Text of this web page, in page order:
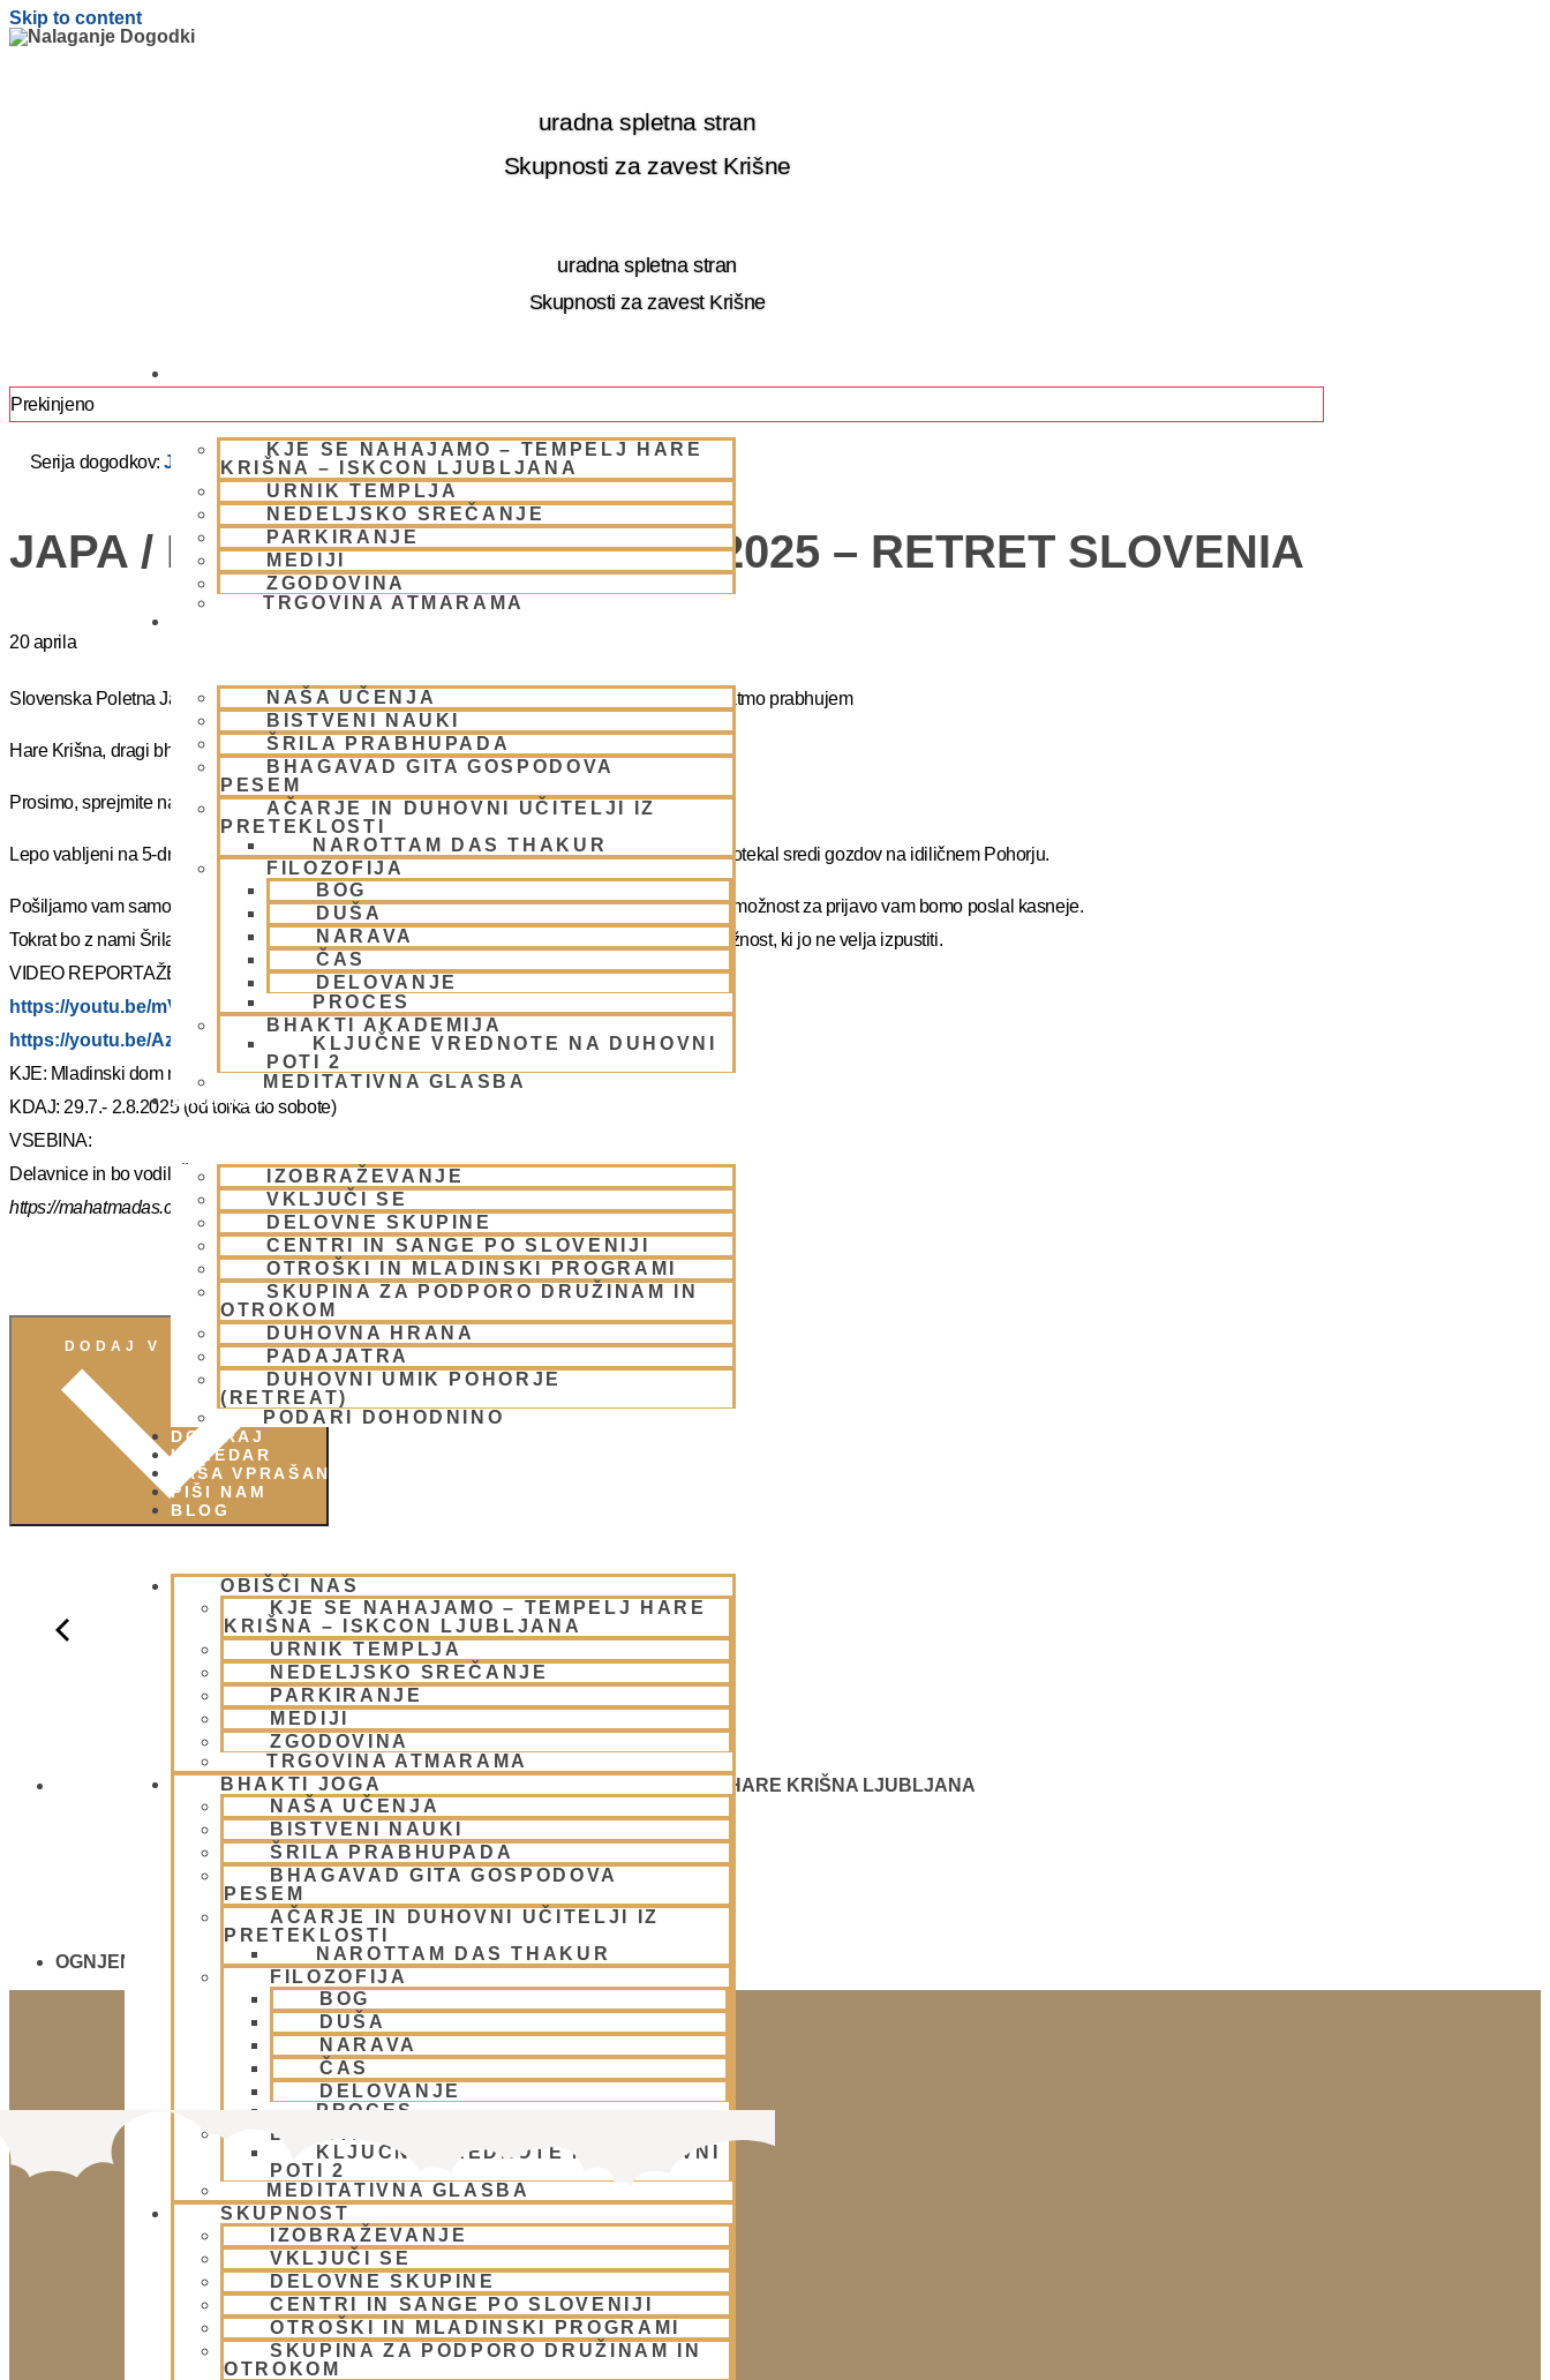
Skip to content
uradna spletna stran
Skupnosti za zavest Krišne
uradna spletna stran
Skupnosti za zavest Krišne
KJE SE NAHAJAMO – TEMPELJ HARE
KRIŠNA – ISKCON LJUBLJANA
URNIK TEMPLJA
NEDELJSKO SREČANJE
PARKIRANJE
MEDIJI
ZGODOVINA
TRGOVINA ATMARAMA
NAŠA UČENJA
BISTVENI NAUKI
ŠRILA PRABHUPADA
BHAGAVAD GITA GOSPODOVA
PESEM
AČARJE IN DUHOVNI UČITELJI IZ
PRETEKLOSTI
NAROTTAM DAS THAKUR
FILOZOFIJA
BOG
DUŠA
NARAVA
ČAS
DELOVANJE
PROCES
BHAKTI AKADEMIJA
KLJUČNE VREDNOTE NA DUHOVNI
POTI 2
MEDITATIVNA GLASBA
SKUPNOST
IZOBRAŽEVANJE
VKLJUČI SE
DELOVNE SKUPINE
CENTRI IN SANGE PO SLOVENIJI
OTROŠKI IN MLADINSKI PROGRAMI
SKUPINA ZA PODPORO DRUŽINAM IN
OTROKOM
DUHOVNA HRANA
PADAJATRA
DUHOVNI UMIK POHORJE
(RETREAT)
PODARI DOHODNINO
DONIRAJ
KOLEDAR
VAŠA VPRAŠANJA
PIŠI NAM
BLOG
OBIŠČI NAS
KJE SE NAHAJAMO – TEMPELJ HARE
KRIŠNA – ISKCON LJUBLJANA
URNIK TEMPLJA
NEDELJSKO SREČANJE
PARKIRANJE
MEDIJI
ZGODOVINA
TRGOVINA ATMARAMA
BHAKTI JOGA
NAŠA UČENJA
BISTVENI NAUKI
ŠRILA PRABHUPADA
BHAGAVAD GITA GOSPODOVA
PESEM
AČARJE IN DUHOVNI UČITELJI IZ
PRETEKLOSTI
NAROTTAM DAS THAKUR
FILOZOFIJA
BOG
DUŠA
NARAVA
ČAS
DELOVANJE
PROCES
BHAKTI AKADEMIJA
KLJUČNE VREDNOTE NA DUHOVNI
POTI 2
MEDITATIVNA GLASBA
SKUPNOST
IZOBRAŽEVANJE
VKLJUČI SE
DELOVNE SKUPINE
CENTRI IN SANGE PO SLOVENIJI
OTROŠKI IN MLADINSKI PROGRAMI
SKUPINA ZA PODPORO DRUŽINAM IN
OTROKOM
Prekinjeno
Serija dogodkov:JAPA / KIRTAN UMIK POHORJE 2025 – RETRET SLOVENIA
JAPA / KIRTAN UMIK POHORJE 2025 – RETRET SLOVENIA
20 aprila
Slovenska Poletna Jatra vas vabi na DUHOVNI UMIK 2025 – »Japa duhovni umik z NM Mahatmo prabhujem
Hare Krišna, dragi bhakte!
Prosimo, sprejmite naše ponižno spoštovanje! Vsa slava Šrila Prabhupadu!
Lepo vabljeni na 5-dnevno nepozabno transcendentalno izkušnjo na DUHOVNI UMIK, ki bo potekal sredi gozdov na idiličnem Pohorju.
Pošiljamo vam samo osnovno informacijo tako da si lahko rezervirate dopust. Več podatkov in možnost za prijavo vam bomo poslal kasneje.
Tokrat bo z nami Šrila Prabhupadov učenec, duhovni učitelj NM Mahatma prabhu. Redka priložnost, ki jo ne velja izpustiti.
VIDEO REPORTAŽE IZ PREJŠNIH UMIKOV – KLIKNI 🙂
https://youtu.be/mVmx_h4mTCc?si=iYB7KXEdqz7Nz2is
https://youtu.be/AziuZJyrho4?si=Zr5a_H8Hj-X888vW
KJE: Mladinski dom na Smolniku (mariborsko Pohorje)
KDAJ: 29.7.- 2.8.2025 (od torka do sobote)
VSEBINA:
Delavnice in bo vodil, Šrila Prabhupadov učenec NM Mahatma prabhu
https://mahatmadas.com
DODAJ V KOLEDAR
NEDELJSKO SREČANJE - CENTER HARE KRIŠNA LJUBLJANA
OGNJENO ŽRTVOVANJE - NARASIMHA JAGJA - VSAKO SOBOTO